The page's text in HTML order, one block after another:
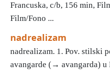
Francuska, c/b, 156 min,
Film/Fono ...
nadrealizam
nadrealizam. 1. Pov. stilski
avangarde (→ avangarda) u